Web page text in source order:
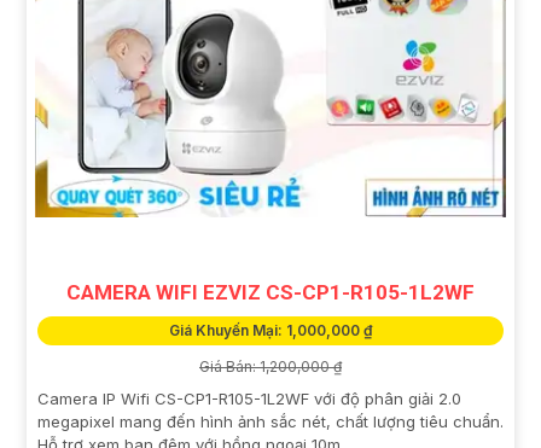
CAMERA WIFI EZVIZ CS-CP1-R105-1L2WF
Giá Khuyến Mại: 1,000,000 ₫
Giá Bán: 1,200,000 ₫
Camera IP Wifi CS-CP1-R105-1L2WF với độ phân giải 2.0
megapixel mang đến hình ảnh sắc nét, chất lượng tiêu chuẩn.
Hỗ trợ xem ban đêm với hồng ngoại 10m